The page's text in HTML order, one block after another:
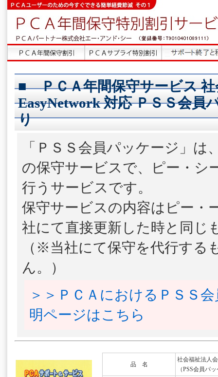
■ ＰＣＡ年間保守サービス 社
EasyNetwork 対応 ＰＳＳ会員
り
「ＰＳＳ会員パッケージ」は
の保守サービスで、ピー・シ
行うサービスです。
保守サービスの内容はピー・
社にて直接更新した時と同じ
（※当社にて保守を代行する
ん。）
＞＞ＰＣＡにおけるＰＳＳ
明ページはこちら
品 名
社会福祉法人
（PSS会員パ